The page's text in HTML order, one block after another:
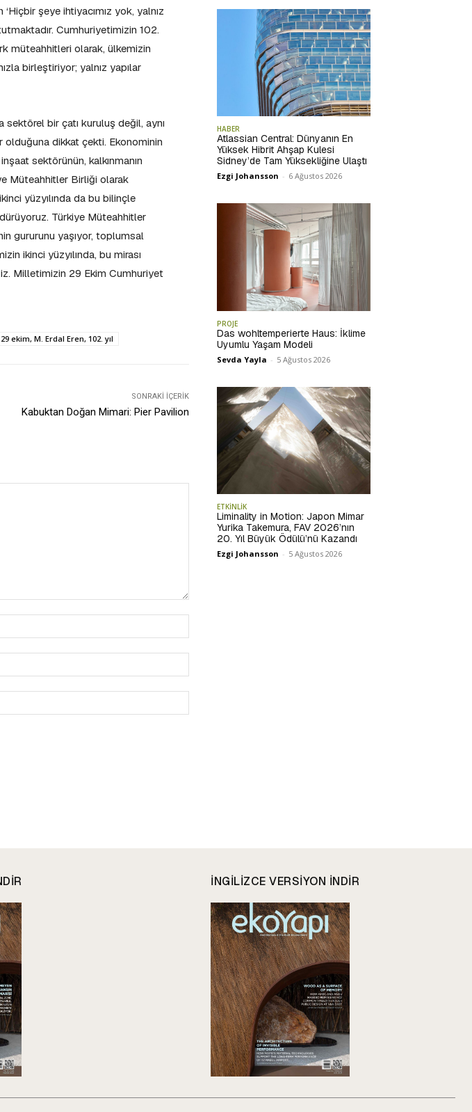
şeye ihtiyacımız yok, yalnız
Cumhuriyetimizin 102.
müteahhitleri olarak, ülkemizin
birleştiriyor; yalnız yapılar
sektörel bir çatı kuruluş değil, aynı
dikkat çekti. Ekonominin
sektörünün, kalkınmanın
Müteahhitler Birliği olarak
yüzyılında da bu bilinçle
Türkiye Müteahhitler
gururunu yaşıyor, toplumsal
ikinci yüzyılında, bu mirası
Milletimizin 29 Ekim Cumhuriyet
ekim, M. Erdal Eren, 102. yıl
SONRAKI İÇERIK
Kabuktan Doğan Mimari: Pier Pavilion
Posta:*
HABER
Atlassian Central: Dünyanın En
Yüksek Hibrit Ahşap Kulesi
Sidney’de Tam Yüksekliğine Ulaştı
Ezgi Johansson - 6 Ağustos 2026
PROJE
Das wohltemperierte Haus: İklime
Uyumlu Yaşam Modeli
Sevda Yayla - 5 Ağustos 2026
ETKİNLİK
Liminality in Motion: Japon Mimar
Yurika Takemura, FAV 2026’nın
20. Yıl Büyük Ödülü’nü Kazandı
Ezgi Johansson - 5 Ağustos 2026
INGILIZCE VERSIYON INDIR